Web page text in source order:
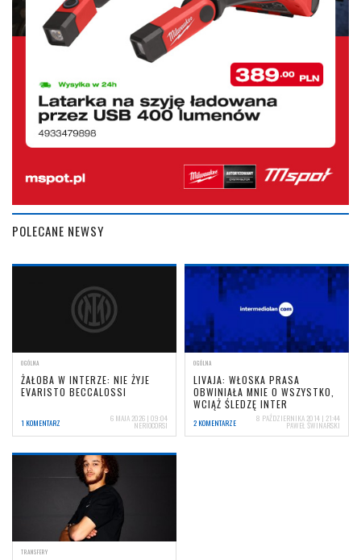
POLECANE NEWSY
OGÓLNA
ŻAŁOBA W INTERZE: NIE ŻYJE
EVARISTO BECCALOSSI
1 KOMENTARZ 6 MAJA 2026 | 09:04
NERIOCORSI
OGÓLNA
LIVAJA: WŁOSKA PRASA
OBWINIAŁA MNIE O WSZYSTKO,
WCIĄŻ ŚLEDZĘ INTER
2 KOMENTARZE 8 PAŹDZIERNIKA 2014 | 21:44
PAWEŁ ŚWINARSKI
TRANSFERY